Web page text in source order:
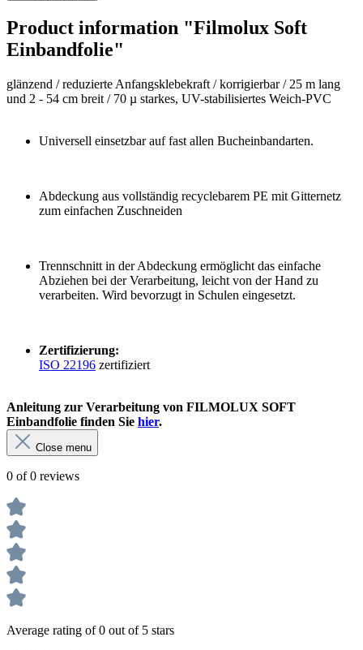
Product information "Filmolux Soft
Einbandfolie"
glänzend /reduzierte Anfangsklebekraft / korrigierbar /25 m lang
und 2 - 54 cm breit / 70 µ starkes, UV-stabilisiertes Weich-PVC
Universell einsetzbar auf fast allen Bucheinbandarten.
Abdeckung aus vollständig recyclebarem PE mit Gitternetz
zum einfachen Zuschneiden
Trennschnitt in der Abdeckung ermöglicht das einfache
Abziehen bei der Verarbeitung, leicht von der Hand zu
verarbeiten. Wird bevorzugt in Schulen eingesetzt.
Zertifizierung:
ISO 22196 zertifiziert
Anleitung zur Verarbeitung von FILMOLUX SOFT
Einbandfolie finden Sie hier.
Close menu
0 of 0 reviews
Average rating of 0 out of 5 stars